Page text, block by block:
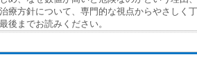
療方針について、専門的な視点からやさしく
後までお読みください。